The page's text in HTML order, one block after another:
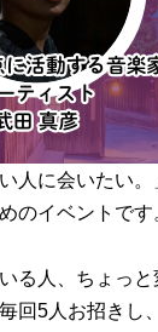
人に会いたい
のイベントです
る人、ちょっ
回5人お招きし